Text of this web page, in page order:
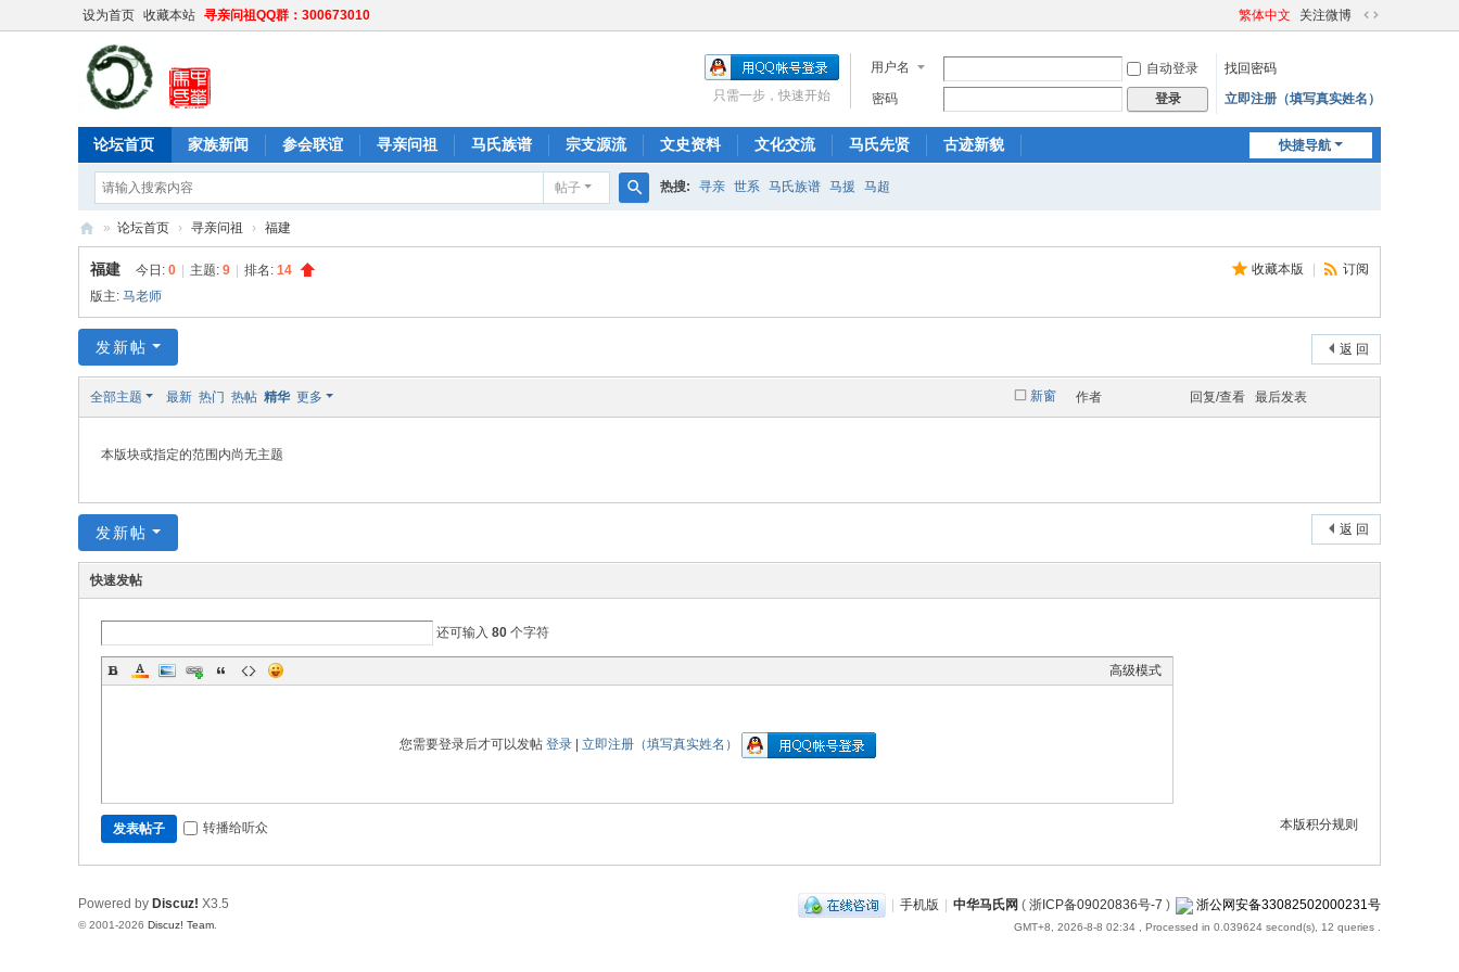
设为首页 收藏本站 寻亲问祖QQ群：300673010 繁体中文 关注微博
切
宽
用户名 自动登录
找回密码
密码
登录 立即注册（填写真实姓名）
只需一步，快速开始
快捷导航
论坛首页 家族新闻 参会联谊 寻亲问祖 马氏族谱 宗支源流 文史资料 文化交流 马氏先贤 古迹新貌
帖子
索
热搜: 寻亲 世系 马氏族谱 马援 马超
中
华
马
» 论坛首页 › 寻亲问祖 › 福建
收藏本版 订阅
福建 今日: 0 主题: 9 排名: 14
版主: 马老师
返 回
发新帖
新窗
全部主题 最新 热门 热帖 精华 更多 作者 回复/查看 最后发表
本版块或指定的范围内尚无主题
返 回
发新帖
快速发帖
还可输入 80 个字符
高级模式
您需要登录后才可以发帖 登录| 立即注册（填写真实姓名）
本版积分规则
发表帖子 转播给听众
| 手机版 | 中华马氏网 ( 浙ICP备09020836号-7 ) 浙公网安备33082502000231号
GMT+8, 2026-8-8 02:34 , Processed in 0.039624 second(s), 12 queries .
Powered by Discuz! X3.5
© 2001-2026 Discuz! Team